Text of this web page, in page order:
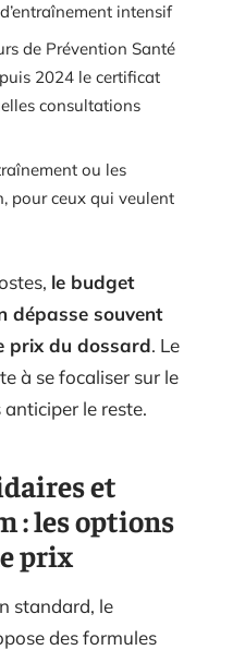
intensif
de Prévention Santé
2024 le certificat
consultations
ou les
pour ceux qui veulent
le budget
dépasse souvent
prix du dossard. Le
à se focaliser sur le
le reste.
et
: les options
prix
standard, le
des formules